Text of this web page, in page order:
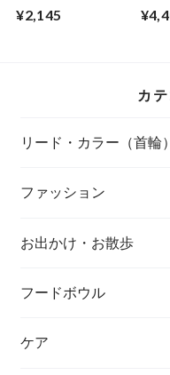
LEASH ( S size )
¥2,145
ラス
カ
リード・カラー（首輪）
FOUND MY ANIMAL
ファッション
A BIENTOT!（アビエ
お出かけ・お散歩
FOUND MY ANIMAL
フードボウル
ケア